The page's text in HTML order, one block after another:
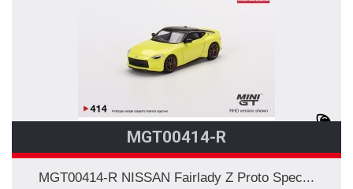
MGT00414-R
MGT00414-R NISSAN Fairlady Z Proto Spec...